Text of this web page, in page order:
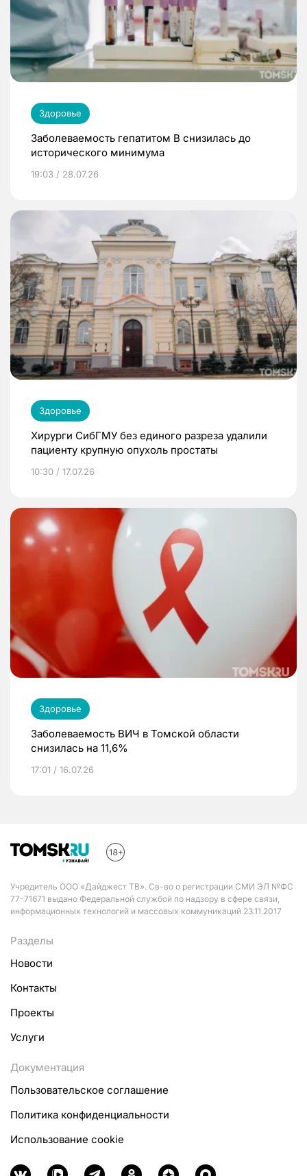
Здоровье
Заболеваемость гепатитом В снизилась до
исторического минимума
19:03 / 28.07.26
Здоровье
Хирурги СибГМУ без единого разреза удалили
пациенту крупную опухоль простаты
10:30 / 17.07.26
Здоровье
Заболеваемость ВИЧ в Томской области
снизилась на 11,6%
17:01 / 16.07.26
Учредитель ООО «Дайджест ТВ». Св-во о регистрации СМИ ЭЛ №ФС
77-71671 выдано Федеральной службой по надзору в сфере связи,
информационных технологий и массовых коммуникаций 23.11.2017
Разделы
Новости
Контакты
Проекты
Услуги
Документация
Пользовательское соглашение
Политика конфиденциальности
Использование cookie